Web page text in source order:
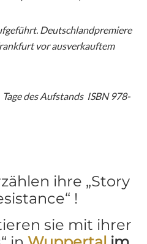
Deutschlandpremiere
vor ausverkauftem
des Aufstands ISBN 978-
ihre „Story
!
sie mit ihrer